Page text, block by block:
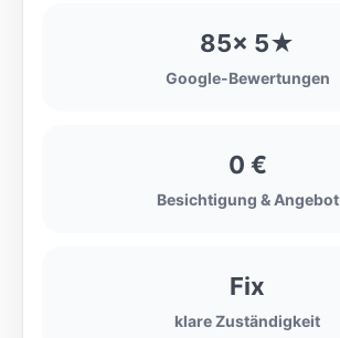
85× 5★
Google-Bewertungen
0 €
Besichtigung & Angebot
Fix
klare Zuständigkeit